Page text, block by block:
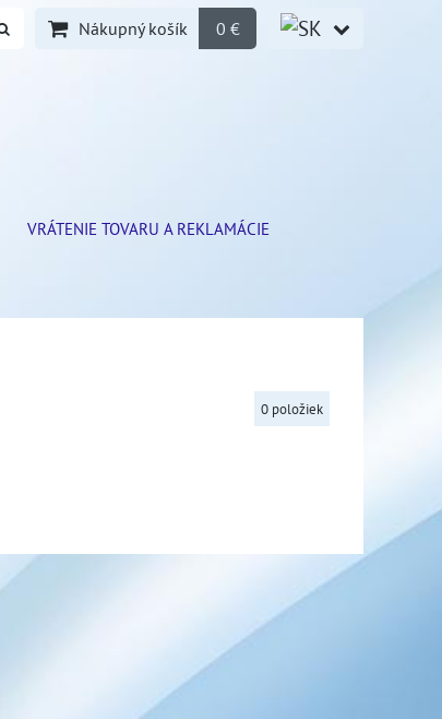
Nákupný košík 0 €
VRÁTENIE TOVARU A REKLAMÁCIE
0 položiek